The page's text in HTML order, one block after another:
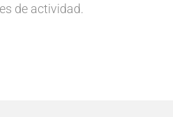
de actividad.